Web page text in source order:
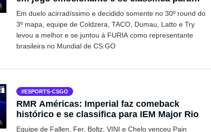
Major do Rio
Em duelo acirradíssimo e decidido somente no 30º round do
3º mapa, equipe de Coldzera, TACO, Dumau, Latto e Try
levou a melhor e se juntou à FURIA como representante
brasileira no Mundial de CS:GO
ESPORTS-CSGO
RMR Américas: Imperial faz comeback
histórico e se classifica para IEM Major Rio
Equipe de Fallen, Fer, Boltz, VINI e Chelo venceu Pain